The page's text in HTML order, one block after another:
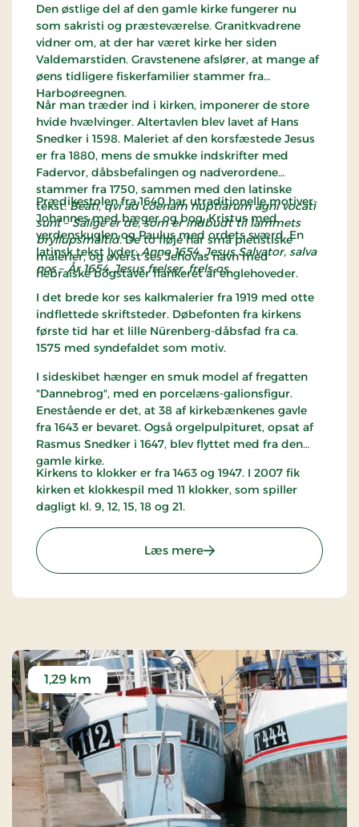
Den østlige del af den gamle kirke fungerer nu
som sakristi og præsteværelse. Granitkvadrene
vidner om, at der har været kirke her siden
Valdemarstiden. Gravstenene afslører, at mange af
øens tidligere fiskerfamilier stammer fra
Harboøreegnen.
Når man træder ind i kirken, imponerer de store
hvide hvælvinger. Altertavlen blev lavet af Hans
Snedker i 1598. Maleriet af den korsfæstede Jesus
er fra 1880, mens de smukke indskrifter med
Fadervor, dåbsbefalingen og nadverordene
stammer fra 1750, sammen med den latinske
tekst:Beati, qvi ad coenam nuptiarum agni vocati
sunt–Salige er de, som er indbudt til lammets
bryllupsmåltid. De to fløje har små pietistiske
malerier, og øverst ses Jehovas navn med
hebraiske bogstaver flankeret af englehoveder.
Prædikestolen fra 1640 har utraditionelle motiver:
Johannes med bæger og bog, Kristus med
verdenskuglen og Paulus med ordets sværd. En
latinsk tekst lyder:Anno 1654. Jesus Salvator, salva
nos–År 1654, Jesus frelser, frels os.
I det brede kor ses kalkmalerier fra 1919 med otte
indflettede skriftsteder. Døbefonten fra kirkens
første tid har et lille Nürenberg-dåbsfad fra ca.
1575 med syndefaldet som motiv.
I sideskibet hænger en smuk model af fregatten
"Dannebrog", med en porcelæns-galionsfigur.
Enestående er det, at 38 af kirkebænkenes gavle
fra 1643 er bevaret. Også orgelpulpituret, opsat af
Rasmus Snedker i 1647, blev flyttet med fra den
gamle kirke.
Kirkens to klokker er fra 1463 og 1947. I 2007 fik
kirken et klokkespil med 11 klokker, som spiller
dagligt kl. 9, 12, 15, 18 og 21.
Læs mere: Jegindø Kirke - Thyholm
1,29 km